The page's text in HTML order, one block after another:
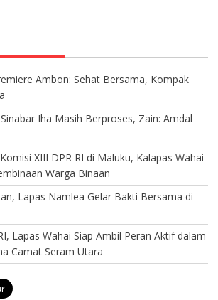
Ambon: Sehat Bersama, Kompak
Iha Masih Berproses, Zain: Amdal
XIII DPR RI di Maluku, Kalapas Wahai
Warga Binaan
Lapas Namlea Gelar Bakti Bersama di
Lapas Wahai Siap Ambil Peran Aktif dalam
Camat Seram Utara